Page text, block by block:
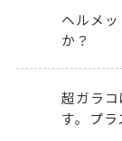
ヘルメ
か？
超ガラ
す。プラ